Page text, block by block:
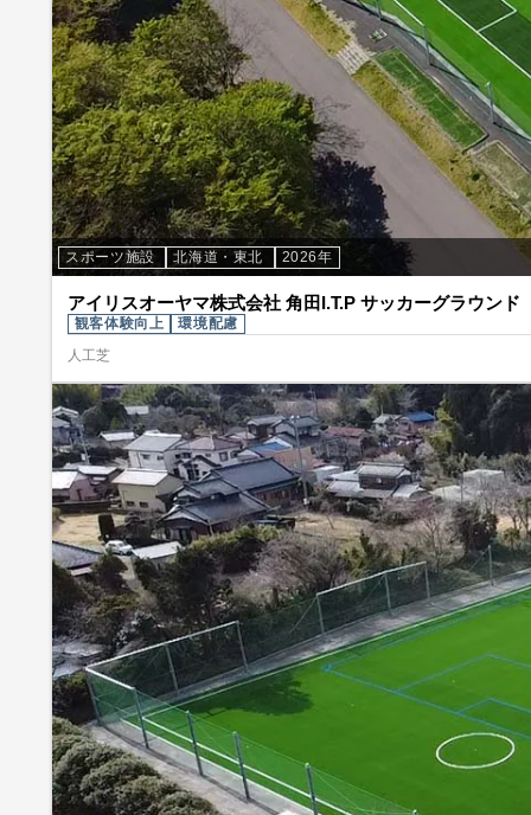
スポーツ施設 北海道・東北 2026年
アイリスオーヤマ株式会社 角田I.T.P サッカーグラウンド
観客体験向上
環境配慮
人工芝